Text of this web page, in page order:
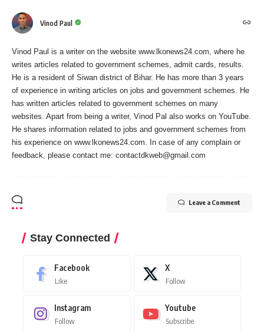
Vinod Paul
Vinod Paul is a writer on the website www.lkonews24.com, where he
writes articles related to government schemes, admit cards, results.
He is a resident of Siwan district of Bihar. He has more than 3 years
of experience in writing articles on jobs and government schemes. He
has written articles related to government schemes on many
websites. Apart from being a writer, Vinod Pal also works on YouTube.
He shares information related to jobs and government schemes from
his experience on www.lkonews24.com. In case of any complain or
feedback, please contact me: contactdkweb@gmail.com
Leave a Comment
Stay Connected
Facebook
Like
X
Follow
Instagram
Follow
Youtube
Subscribe